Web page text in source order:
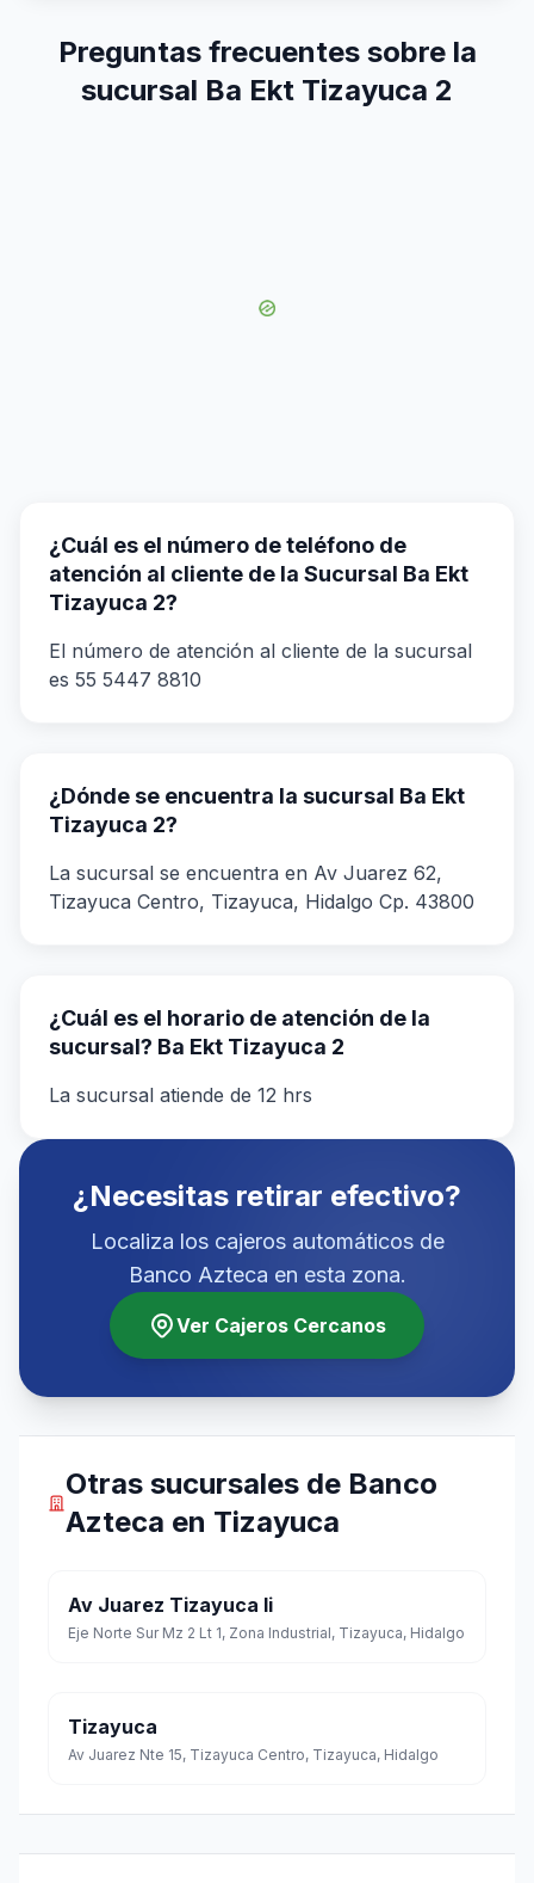
Preguntas frecuentes sobre la
sucursal Ba Ekt Tizayuca 2
¿Cuál es el número de teléfono de
atención al cliente de la Sucursal Ba Ekt
Tizayuca 2?
El número de atención al cliente de la sucursal
es 55 5447 8810
¿Dónde se encuentra la sucursal Ba Ekt
Tizayuca 2?
La sucursal se encuentra en Av Juarez 62,
Tizayuca Centro, Tizayuca, Hidalgo Cp. 43800
¿Cuál es el horario de atención de la
sucursal? Ba Ekt Tizayuca 2
La sucursal atiende de 12 hrs
¿Necesitas retirar efectivo?
Localiza los cajeros automáticos de
Banco Azteca en esta zona.
Ver Cajeros Cercanos
Otras sucursales de Banco
Azteca en Tizayuca
Av Juarez Tizayuca Ii
Eje Norte Sur Mz 2 Lt 1, Zona Industrial, Tizayuca, Hidalgo
Tizayuca
Av Juarez Nte 15, Tizayuca Centro, Tizayuca, Hidalgo